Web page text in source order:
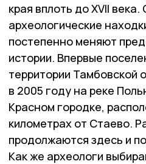
края вплоть до XVII
археологические
постепенно меняют
истории. Впервые
территории Тамбовской
в 2005 году на реке
Красном городке,
километрах от Стаево.
продолжаются здесь и
Как же археологи